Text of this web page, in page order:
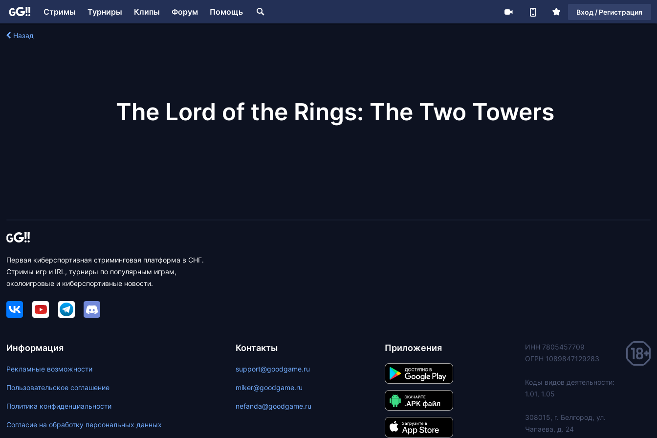
Стримы Турниры Клипы Форум Помощь Вход / Регистрация
Назад
The Lord of the Rings: The Two Towers
Первая киберспортивная стриминговая платформа в СНГ.
Стримы игр и IRL, турниры по популярным играм,
околоигровые и киберспортивные новости.
Информация
Рекламные возможности
Пользовательское соглашение
Политика конфиденциальности
Согласие на обработку персональных данных
Контакты
support@goodgame.ru
miker@goodgame.ru
nefanda@goodgame.ru
Приложения
ИНН 7805457709
ОГРН 1089847129283
Коды видов деятельности:
1.01, 1.05
308015, г. Белгород, ул.
Чапаева, д. 24